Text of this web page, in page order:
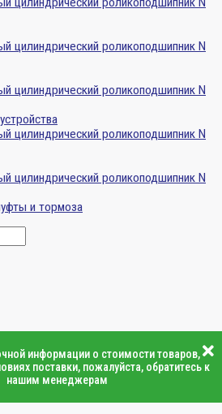
и тормоза
информации о стоимости товаров,
поставки, пожалуйста, обратитесь к
нашим менеджерам